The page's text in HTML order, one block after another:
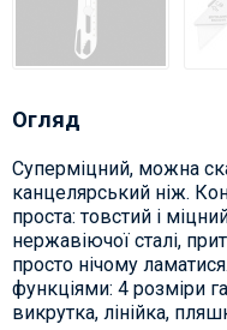
Огляд
Суперміцний, можна
канцелярський ніж.
проста: товстий і
нержавіючої сталі,
просто нічому
функціями: 4 розміри
викрутка, лінійка,